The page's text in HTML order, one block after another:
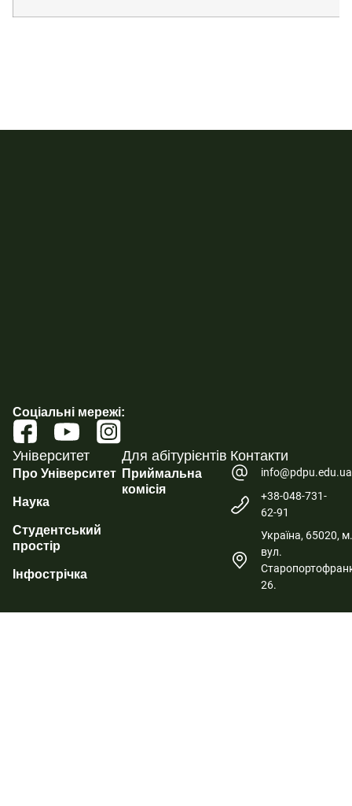
Соціальні мережі:
Університет
Про Університет
Наука
Студентський
простір
Інфострічка
Для абітурієнтів
Приймальна
комісія
Контакти
info@pdpu.edu.ua
+38-048-731-
62-91
Україна, 65020,
вул.
26.